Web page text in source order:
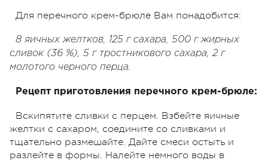
Для перечного крем-брюле Вам понадобится:
8 яичных желтков, 125 г сахара, 500 г жирных
сливок (36 %), 5 г тростникового сахара, 2 г
молотого черного перца.
Рецепт приготовления перечного крем-брюле:
Вскипятите сливки с перцем. Взбейте яичные
желтки с сахаром, соедините со сливками и
тщательно размешайте. Дайте смеси остыть и
разлейте в формы. Налейте немного воды в